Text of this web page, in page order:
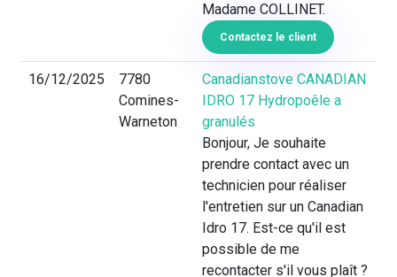
Madame COLLINET.
Contactez le client
16/12/2025
7780
Comines-
Warneton
Canadianstove CANADIAN
IDRO 17 Hydropoêle a
granulés
Bonjour, Je souhaite
prendre contact avec un
technicien pour réaliser
l'entretien sur un Canadian
Idro 17. Est-ce qu'il est
possible de me
recontacter s'il vous plaît ?